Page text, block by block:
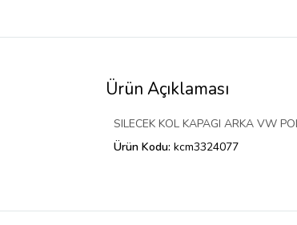
Ürün Açıklaması
SILECEK KOL KAPAGI ARKA VW
Ürün Kodu: kcm3324077